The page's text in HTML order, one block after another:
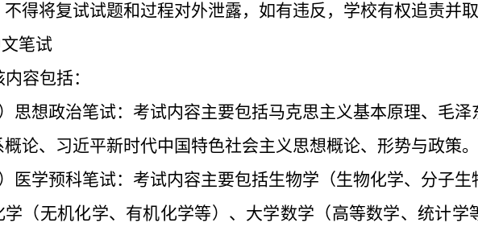
得将复试试题和过程对外泄露，如有违反，学校有权追责并
笔试
容包括：
） 思想政治笔试：考试内容主要包括马克思主义基本原理、毛
论、习近平新时代中国特色社会主义思想概论、形势与政策。
）
医学预科笔试：考试内容主要包括生物学（生物化学、分子
学（无机化学、有机化学等）、大学数学（高等数学、统计学